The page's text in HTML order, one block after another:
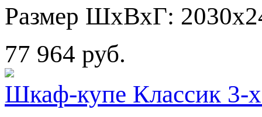
Размер ШхВхГ:
77 964 руб.
Шкаф-купе Классик 3-